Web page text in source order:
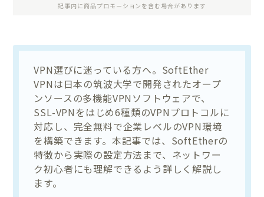
記事内に商品プロモーションを含む場合があります
VPN選びに迷っている方へ。SoftEther
VPNは日本の筑波大学で開発されたオープ
ンソースの多機能VPNソフトウェアで、
SSL-VPNをはじめ6種類のVPNプロトコルに
対応し、完全無料で企業レベルのVPN環境
を構築できます。本記事では、SoftEtherの
特徴から実際の設定方法まで、ネットワー
ク初心者にも理解できるよう詳しく解説し
ます。